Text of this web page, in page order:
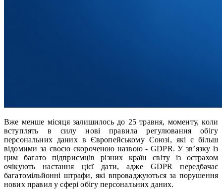
Вже менше місяця залишилось до 25 травня, моменту, коли
вступлять в силу нові правила регулювання обігу
персональних даних в Європейському Союзі, які є більш
відомими за своєю скороченою назвою - GDPR. У зв’язку із
цим багато підприємців різних країн світу із острахом
очікують настання цієї дати, адже GDPR передбачає
багатомільйонні штрафи, які впроваджуються за порушення
нових правил у сфері обігу персональних даних.